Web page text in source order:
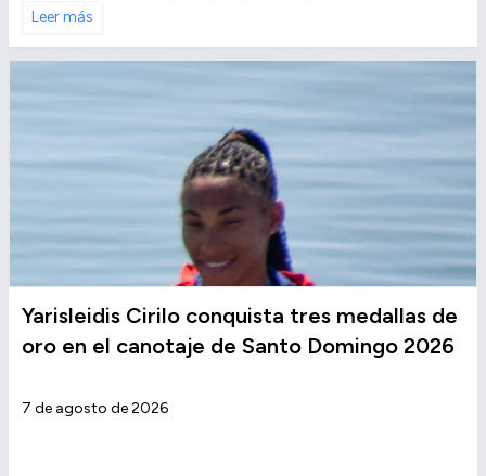
Leer más
Yarisleidis Cirilo conquista tres medallas de
oro en el canotaje de Santo Domingo 2026
7 de agosto de 2026